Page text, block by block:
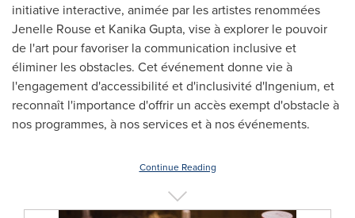
initiative interactive, animée par les artistes renommées
Jenelle Rouse et Kanika Gupta, vise à explorer le pouvoir
de l'art pour favoriser la communication inclusive et
éliminer les obstacles. Cet événement donne vie à
l'engagement d'accessibilité et d'inclusivité d'Ingenium, et
reconnaît l'importance d'offrir un accès exempt d'obstacle à
nos programmes, à nos services et à nos événements.
Continue Reading